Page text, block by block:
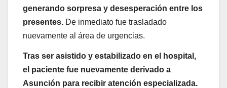
generando sorpresa y desesperación entre los
presentes. De inmediato fue trasladado
nuevamente al área de urgencias.
Tras ser asistido y estabilizado en el hospital,
el paciente fue nuevamente derivado a
Asunción para recibir atención especializada.